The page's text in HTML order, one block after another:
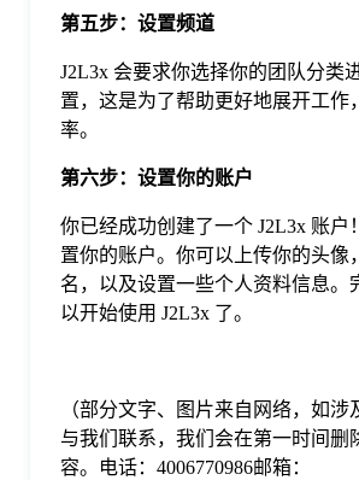
第五步：设置频道
J2L3x 会要求你选择你的团队分类
置，这是为了帮助更好地展开工作
率。
第六步：设置你的账户
你已经成功创建了一个 J2L3x 账户
置你的账户。你可以上传你的头像
名，以及设置一些个人资料信息。
以开始使用 J2L3x 了。
（部分文字、图片来自网络，如涉
与我们联系，我们会在第一时间删
容。电话：4006770986邮箱：